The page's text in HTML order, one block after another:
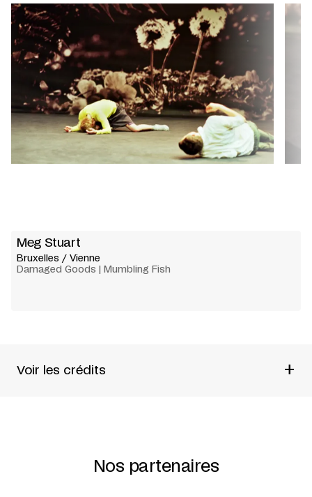
Meg Stuart
Bruxelles / Vienne
Damaged Goods | Mumbling Fish
Voir les crédits +
Lumière : Jan MaertensNos partenaires